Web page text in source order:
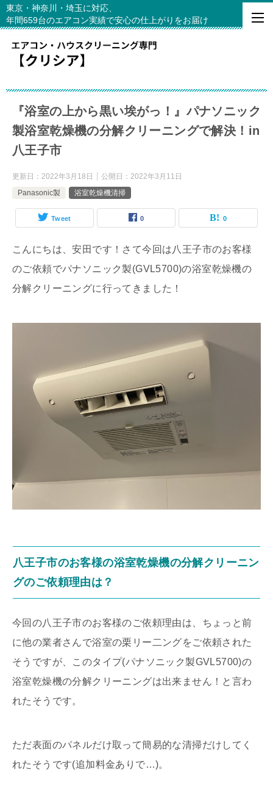
東京・神奈川・埼玉に対応、
年間659台のエアコン実績で安心の仕上がりをお届け
『浴室の上から黒い埃がっ！』パナソニック
製浴室乾燥機の分解クリーニングで解決！in
八王子市
更新日： 2022年3月18日 公開日： 2022年3月11日
Panasonic製
浴室乾燥機清掃
Tweet 0 0
こんにちは、安田です！さて今回は八王子市のお客様
のご依頼でパナソニック製(GVL5700)の浴室乾燥機の
分解クリーニングに行ってきました！
八王子市のお客様の浴室乾燥機の分解クリーニン
グのご依頼理由は？
今回の八王子市のお客様のご依頼理由は、ちょっと前
に他の業者さんで浴室の栗リー二ングをご依頼された
そうですが、このタイプ(パナソニック製GVL5700)の
浴室乾燥機の分解クリーニングは出来ません！と言わ
れたそうです。
ただ表面のパネルだけ取って簡易的な清掃だけしてく
れたそうです(追加料金ありで…)。